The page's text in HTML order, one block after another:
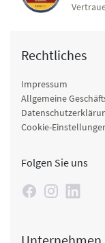
Rechtliches
Impressum
Allgemeine
Cookie-
Folgen Sie uns